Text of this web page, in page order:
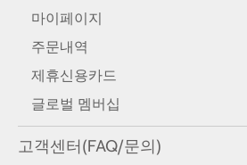
마이페이지
주문내역
제휴신용카드
글로벌 멤버십
고객센터(FAQ/문의)